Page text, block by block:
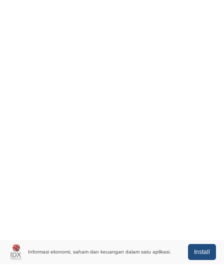
Informasi ekonomi, saham dan keuangan dalam satu aplikasi. Install